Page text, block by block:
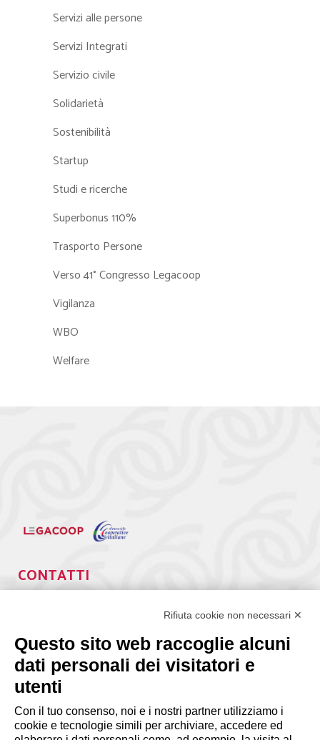
Servizi alle persone
Servizi Integrati
Servizio civile
Solidarietà
Sostenibilità
Startup
Studi e ricerche
Superbonus 110%
Trasporto Persone
Verso 41° Congresso Legacoop
Vigilanza
WBO
Welfare
CONTATTI
segreteria@lps.coop
Rifiuta cookie non necessari ✕
Questo sito web raccoglie alcuni
dati personali dei visitatori e
utenti
Con il tuo consenso, noi e i nostri partner utilizziamo i
cookie e tecnologie simili per archiviare, accedere ed